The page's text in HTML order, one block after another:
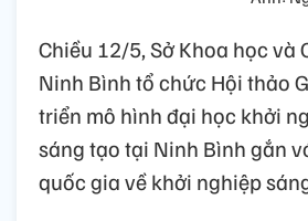
Chiều 12/5, Sở Khoa học và
Ninh Bình tổ chức Hội thảo
triển mô hình đại học khởi
sáng tạo tại Ninh Bình gắn
quốc gia về khởi nghiệp